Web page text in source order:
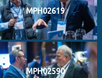
MPH02619
MPH02590